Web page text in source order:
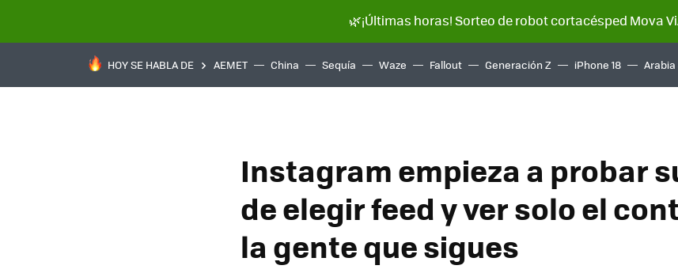
🌿¡Últimas horas! Sorteo de robot cortacésped Mova
HOY SE HABLA DE AEMET China Sequía Waze Fallout Generación Z iPhone 18
Instagram empieza a probar
de elegir feed y ver solo el
la gente que sigues